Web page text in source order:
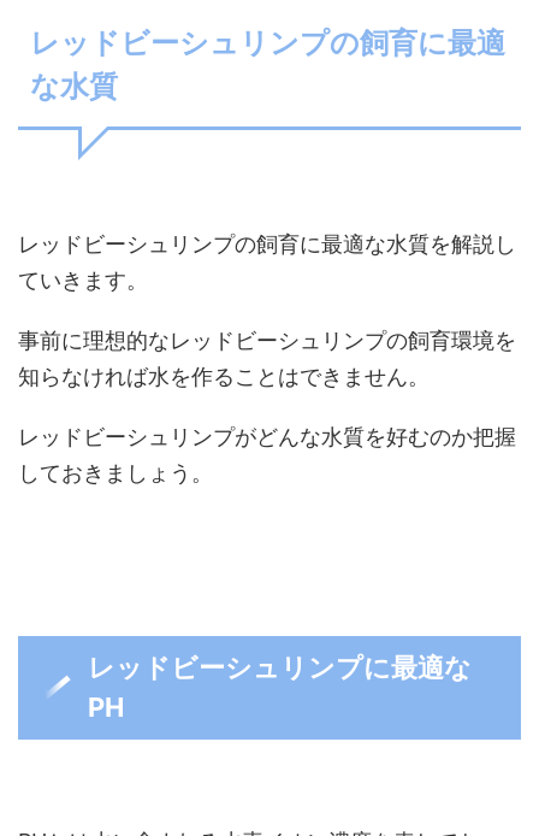
レッドビーシュリンプの飼育に最適
な水質
レッドビーシュリンプの飼育に最適な水質を解説し
ていきます。
事前に理想的なレッドビーシュリンプの飼育環境を
知らなければ水を作ることはできません。
レッドビーシュリンプがどんな水質を好むのか把握
しておきましょう。
レッドビーシュリンプに最適な
PH